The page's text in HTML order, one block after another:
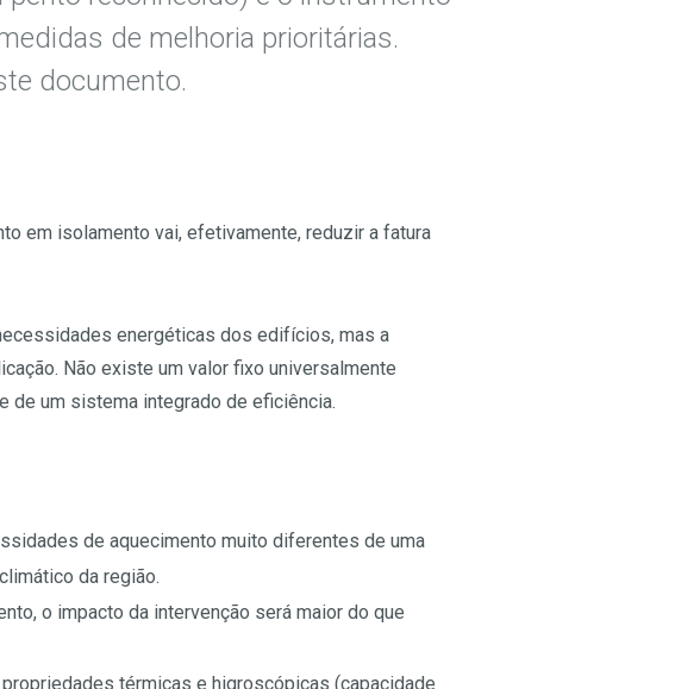
de melhoria prioritárias.
documento.
em isolamento vai, efetivamente, reduzir a fatura
energéticas dos edifícios, mas a
Não existe um valor fixo universalmente
de um sistema integrado de eficiência.
de aquecimento muito diferentes de uma
da região.
o impacto da intervenção será maior do que
térmicas e higroscópicas (capacidade